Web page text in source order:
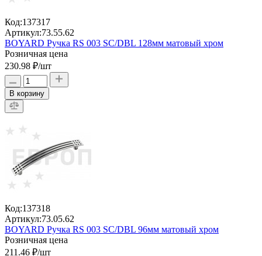
Код:137317
Артикул:73.55.62
BOYARD Ручка RS 003 SC/DBL 128мм матовый хром
Розничная цена
230.98 ₽/шт
В корзину
Код:137318
Артикул:73.05.62
BOYARD Ручка RS 003 SC/DBL 96мм матовый хром
Розничная цена
211.46 ₽/шт